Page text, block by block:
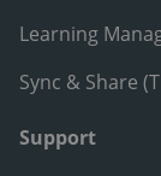
Learning
Sync & Share
Support